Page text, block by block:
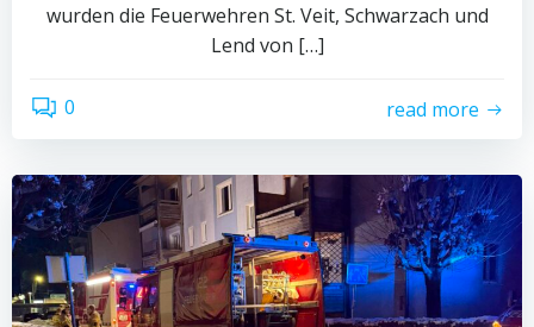
wurden die Feuerwehren St. Veit, Schwarzach und
Lend von […]
0 read more